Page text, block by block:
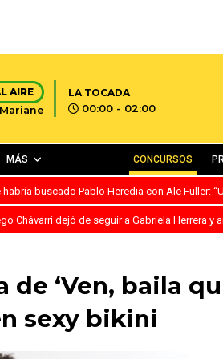
AIRE
LA TOCADA
00:00 - 02:00
MÁS CONCURSOS
buscado Pablo Heredia con Ale Fuller:
Chávarri dejó de seguir a Gabriela Herrera
de ‘Ven, baila
sexy bikini